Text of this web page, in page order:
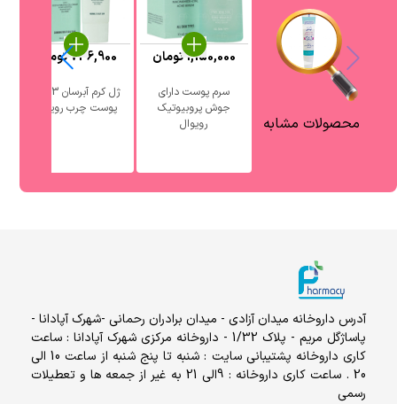
محصولات مشابه
سرم پوست دارای
جوش پروبیوتیک
رویوال
1,150,000تومان
پوست چرب رویوال
736,900تومان
آدرس داروخانه میدان آزادی - میدان برادران رحمانی -شهرک آپادانا -
پاساژگل مریم - پلاک 1/32 - داروخانه مرکزی شهرک آپادانا : ساعت
کاری داروخانه پشتیبانی سایت : شنبه تا پنج شنبه از ساعت 10 الی
20 . ساعت کاری داروخانه : 9الی 21 به غیر از جمعه ها و تعطیلات
رسمی